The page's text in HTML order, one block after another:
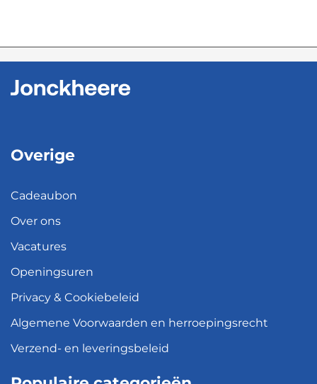
Overige
Cadeaubon
Over ons
Vacatures
Openingsuren
Privacy & Cookiebeleid
Algemene Voorwaarden en herroepingsrecht
Verzend- en leveringsbeleid